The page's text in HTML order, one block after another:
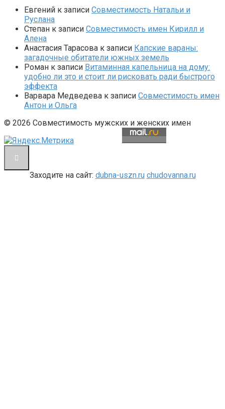
Евгений к записи Совместимость Натальи и
Руслана
Степан к записи Совместимость имен Кирилл и
Алена
Анастасия Тарасова к записи Капские вараны:
загадочные обитатели южных земель
Роман к записи Витаминная капельница на дому:
удобно ли это и стоит ли рисковать ради быстрого
эффекта
Варвара Медведева к записи Совместимость имен
Антон и Ольга
© 2026 Совместимость мужских и женских имен
Заходите на сайт: dubna-uszn.ru chudovanna.ru